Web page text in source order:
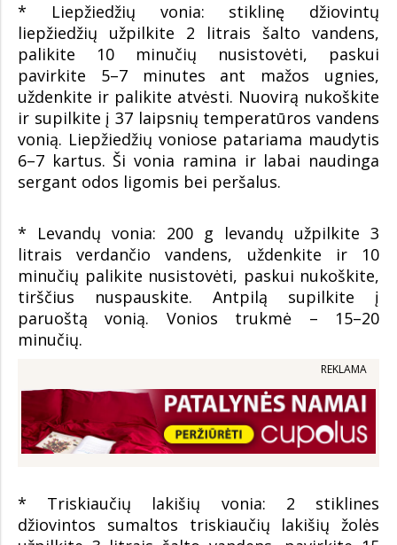
* Liepžiedžių vonia: stiklinę džiovintų
liepžiedžių užpilkite 2 litrais šalto vandens,
palikite 10 minučių nusistovėti, paskui
pavirkite 5–7 minutes ant mažos ugnies,
uždenkite ir palikite atvėsti. Nuovirą nukoškite
ir supilkite į 37 laipsnių temperatūros vandens
vonią. Liepžiedžių voniose patariama maudytis
6–7 kartus. Ši vonia ramina ir labai naudinga
sergant odos ligomis bei peršalus.
* Levandų vonia: 200 g levandų užpilkite 3
litrais verdančio vandens, uždenkite ir 10
minučių palikite nusistovėti, paskui nukoškite,
tirščius nuspauskite. Antpilą supilkite į
paruoštą vonią. Vonios trukmė – 15–20
minučių.
REKLAMA
* Triskiaučių lakišių vonia: 2 stiklines
džiovintos sumaltos triskiaučių lakišių žolės